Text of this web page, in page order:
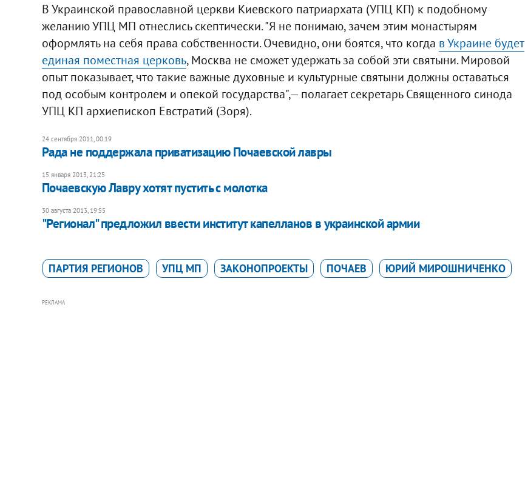
В Украинской православной церкви Киевского патриархата (УПЦ КП) к подобному
желанию УПЦ МП отнеслись скептически. "Я не понимаю, зачем этим монастырям
оформлять на себя права собственности. Очевидно, они боятся, что когда в Украине будет
единая поместная церковь, Москва не сможет удержать за собой эти святыни. Мировой
опыт показывает, что такие важные духовные и культурные святыни должны оставаться
под особым контролем и опекой государства",— полагает секретарь Священного синода
УПЦ КП архиепископ Евстратий (Зоря).
24 сентября 2011, 00:19
​Рада не поддержала приватизацию Почаевской лавры
15 января 2013, 21:25
Почаевскую Лавру хотят пустить с молотка
30 августа 2013, 19:55
"Регионал" предложил ввести институт капелланов в украинской армии
ПАРТИЯ РЕГИОНОВ УПЦ МП ЗАКОНОПРОЕКТЫ ПОЧАЕВ ЮРИЙ МИРОШНИЧЕНКО
РЕКЛАМА